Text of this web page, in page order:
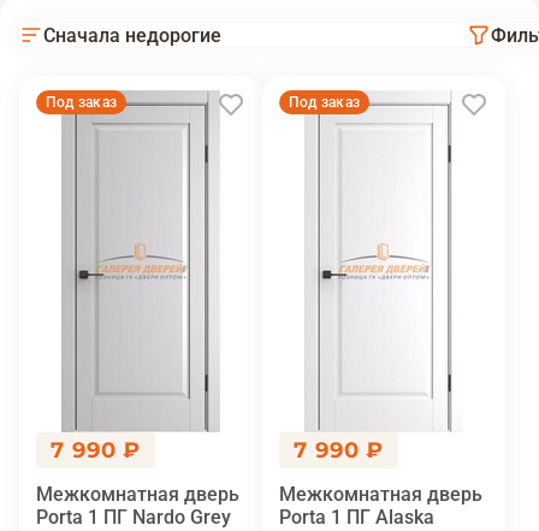
Сначала недорогие
Под заказ
7 990 ₽
Межкомнатная дверь
Porta 1 ПГ Nardo Grey
Под заказ
7 990 ₽
Межкомнатная дверь
Porta 1 ПГ Alaska